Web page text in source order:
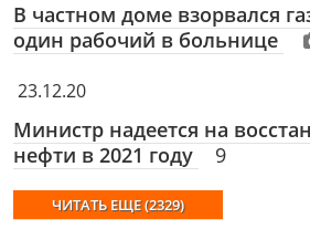
В частном доме взорвался
один рабочий в больнице
23.12.20
Министр надеется на
нефти в 2021 году
9
ЧИТАТЬ ЕЩЕ (2329)